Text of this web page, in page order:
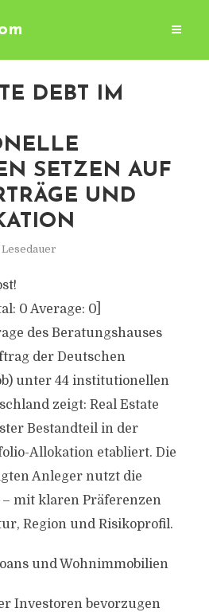
DEBT IM
SETZEN AUF
UND
0 Average: 0]
des Beratungshauses
der Deutschen
unter 44 institutionellen
zeigt: Real Estate
Bestandteil in der
Allokation etabliert. Die
Anleger nutzt die
mit klaren Präferenzen
Region und Risikoprofil.
und Wohnimmobilien
Investoren bevorzugen